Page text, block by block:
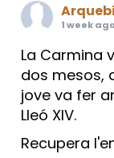
1 week ago
La Carmina
dos mesos,
jove va fer
Lleó XIV.
Recupera